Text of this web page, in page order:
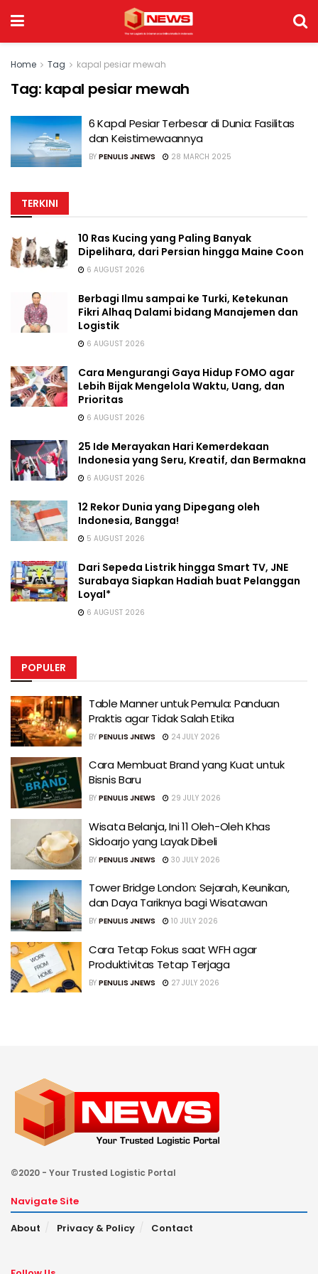
Home Tag kapal pesiar mewah
Tag: kapal pesiar mewah
6 Kapal Pesiar Terbesar di Dunia: Fasilitas
dan Keistimewaannya
BY PENULIS JNEWS 28 MARCH 2025
TERKINI
10 Ras Kucing yang Paling Banyak
Dipelihara, dari Persian hingga Maine Coon
6 AUGUST 2026
Berbagi Ilmu sampai ke Turki, Ketekunan
Fikri Alhaq Dalami bidang Manajemen dan
Logistik
6 AUGUST 2026
Cara Mengurangi Gaya Hidup FOMO agar
Lebih Bijak Mengelola Waktu, Uang, dan
Prioritas
6 AUGUST 2026
25 Ide Merayakan Hari Kemerdekaan
Indonesia yang Seru, Kreatif, dan Bermakna
6 AUGUST 2026
12 Rekor Dunia yang Dipegang oleh
Indonesia, Bangga!
5 AUGUST 2026
Dari Sepeda Listrik hingga Smart TV, JNE
Surabaya Siapkan Hadiah buat Pelanggan
Loyal*
6 AUGUST 2026
POPULER
Table Manner untuk Pemula: Panduan
Praktis agar Tidak Salah Etika
BY PENULIS JNEWS 24 JULY 2026
Cara Membuat Brand yang Kuat untuk
Bisnis Baru
BY PENULIS JNEWS 29 JULY 2026
Wisata Belanja, Ini 11 Oleh-Oleh Khas
Sidoarjo yang Layak Dibeli
BY PENULIS JNEWS 30 JULY 2026
Tower Bridge London: Sejarah, Keunikan,
dan Daya Tariknya bagi Wisatawan
BY PENULIS JNEWS 10 JULY 2026
Cara Tetap Fokus saat WFH agar
Produktivitas Tetap Terjaga
BY PENULIS JNEWS 27 JULY 2026
©2020 - Your Trusted Logistic Portal
Navigate Site
About
Privacy & Policy Contact